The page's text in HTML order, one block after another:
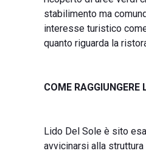
stabilimento ma
interesse turistico
quanto riguarda la
COME RAGGIUNGERE
Lido Del Sole è sito
avvicinarsi alla